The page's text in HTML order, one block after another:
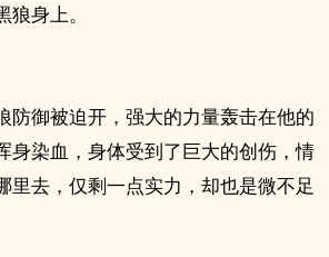
身上。
防御被迫开，强大的力量轰击在他的
身染血，身体受到了巨大的创伤，情
里去，仅剩一点实力，却也是微不足